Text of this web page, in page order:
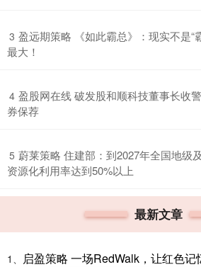
3 盈远期策略 《如此霸总》：现实不是“
最大！
4 盈股网在线 破发股和顺科技董事长收
券保荐
5 蔚莱策略 住建部：到2027年全国地级
资源化利用率达到50%以上
最新文章
1、 启盈策略 一场RedWalk，让红色记